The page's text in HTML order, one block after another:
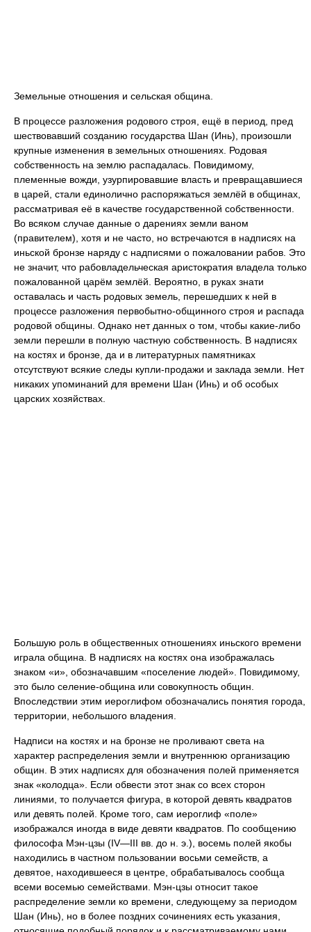
Земельные отношения и сельская община.
В процессе разложения родового строя, ещё в период, пред
шествовавший созданию государства Шан (Инь), произошли
крупные изменения в земельных отношениях. Родовая
собственность на землю распадалась. Повидимому,
племенные вожди, узурпировавшие власть и превращавшиеся
в царей, стали единолично распоряжаться землёй в общинах,
рассматривая её в качестве государственной собственности.
Во всяком случае данные о дарениях земли ваном
(правителем), хотя и не часто, но встречаются в надписях на
иньской бронзе наряду с надписями о пожаловании рабов. Это
не значит, что рабовладельческая аристократия владела только
пожалованной царём землёй. Вероятно, в руках знати
оставалась и часть родовых земель, перешедших к ней в
процессе разложения первобытно-общинного строя и распада
родовой общины. Однако нет данных о том, чтобы какие-либо
земли перешли в полную частную собственность. В надписях
на костях и бронзе, да и в литературных памятниках
отсутствуют всякие следы купли-продажи и заклада земли. Нет
никаких упоминаний для времени Шан (Инь) и об особых
царских хозяйствах.
Большую роль в общественных отношениях иньского времени
играла община. В надписях на костях она изображалась
знаком «и», обозначавшим «поселение людей». Повидимому,
это было селение-община или совокупность общин.
Впоследствии этим иероглифом обозначались понятия города,
территории, небольшого владения.
Надписи на костях и на бронзе не проливают света на
характер распределения земли и внутреннюю организацию
общин. В этих надписях для обозначения полей применяется
знак «колодца». Если обвести этот знак со всех сторон
линиями, то получается фигура, в которой девять квадратов
или девять полей. Кроме того, сам иероглиф «поле»
изображался иногда в виде девяти квадратов. По сообщению
философа Мэн-цзы (IV—III вв. до н. э.), восемь полей якобы
находились в частном пользовании восьми семейств, а
девятое, находившееся в центре, обрабатывалось сообща
всеми восемью семействами. Мэн-цзы относит такое
распределение земли ко времени, следующему за периодом
Шан (Инь), но в более поздних сочинениях есть указания,